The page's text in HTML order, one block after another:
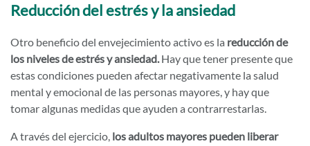
Reducción del estrés y la ansiedad
Otro beneficio del envejecimiento activo es la reducción de
los niveles de estrés y ansiedad.Hay que tener presente que
estas condiciones pueden afectar negativamente la salud
mental y emocional de las personas mayores, y hay que
tomar algunas medidas que ayuden a contrarrestarlas.
A través del ejercicio, los adultos mayores pueden liberar